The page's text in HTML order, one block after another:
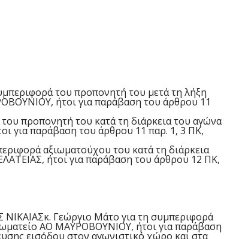
του προπονητή του μετά τη λήξη
, ήτοι για παράβαση του άρθρου 11
προπονητή του κατά τη διάρκειατου αγώνα
για παράβαση του άρθρου 11 παρ. 1, 3 ΠΚ,
αξιωματούχου του κατά τη διάρκεια
, ήτοι για παράβαση του άρθρου 12 ΠΚ,
κ. Γεώργιο Μάτο για τη συμπεριφορά
ΑΟ ΜΑΥΡΟΒΟΥΝΙΟΥ, ήτοι για παράβαση
εισόδου στον αγωνιστικό χώρο και στα